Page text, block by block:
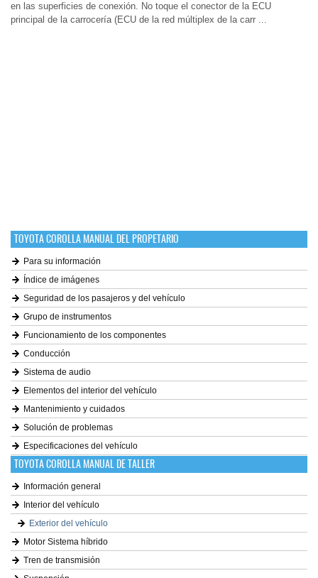
en las superficies de conexión. No toque el conector de la ECU
principal de la carrocería (ECU de la red múltiplex de la carr ...
TOYOTA COROLLA MANUAL DEL PROPETARIO
Para su información
Índice de imágenes
Seguridad de los pasajeros y del vehículo
Grupo de instrumentos
Funcionamiento de los componentes
Conducción
Sistema de audio
Elementos del interior del vehículo
Mantenimiento y cuidados
Solución de problemas
Especificaciones del vehículo
TOYOTA COROLLA MANUAL DE TALLER
Información general
Interior del vehículo
Exterior del vehículo
Motor Sistema híbrido
Tren de transmisión